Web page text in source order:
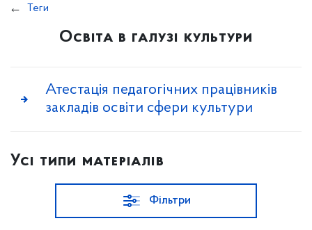
Теги
Освіта в галузі культури
Атестація педагогічних працівників
закладів освіти сфери культури
Усі типи матеріалів
Фільтри